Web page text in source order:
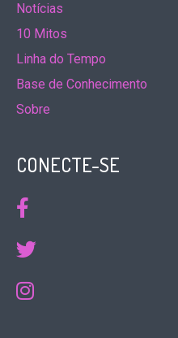
Notícias
10 Mitos
Linha do Tempo
Base de Conhecimento
Sobre
CONECTE-SE